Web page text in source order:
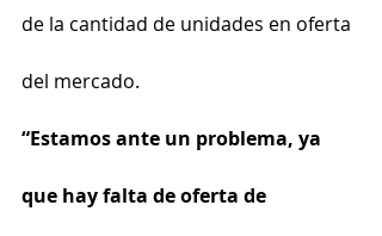
de la cantidad de unidades en oferta
del mercado.
“Estamos ante un problema, ya
que hay falta de oferta de